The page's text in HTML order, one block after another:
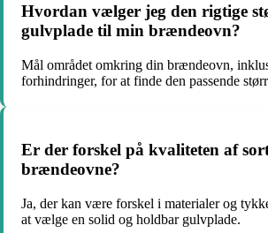
Hvordan vælger jeg den rigtige
gulvplade til min brændeovn?
Mål området omkring din brændeovn,
forhindringer, for at finde den passende
Er der forskel på kvaliteten af
brændeovne?
Ja, der kan være forskel i materialer og
at vælge en solid og holdbar gulvplade.